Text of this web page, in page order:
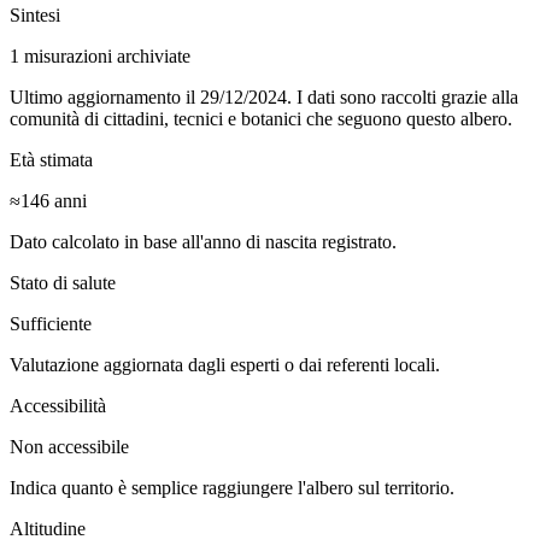
Sintesi
1 misurazioni archiviate
Ultimo aggiornamento il 29/12/2024. I dati sono raccolti grazie alla
comunità di cittadini, tecnici e botanici che seguono questo albero.
Età stimata
≈146 anni
Dato calcolato in base all'anno di nascita registrato.
Stato di salute
Sufficiente
Valutazione aggiornata dagli esperti o dai referenti locali.
Accessibilità
Non accessibile
Indica quanto è semplice raggiungere l'albero sul territorio.
Altitudine